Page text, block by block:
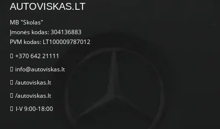
AUTOVISKAS.LT
MB "Skolas"
Įmonės kodas: 304136883
PVM kodas: LT100009787012
+370 642 21111
info@autoviskas.lt
/autoviskas.lt
/autoviskas.lt
I-V 9:00-18:00